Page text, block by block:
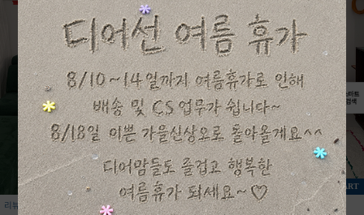
+ CART
리뷰 1
+ CART
리뷰 0